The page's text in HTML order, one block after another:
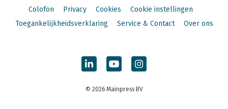
Colofon
Privacy Cookies
Cookie instellingen
Toegankelijkheidsverklaring
Service & Contact Over ons
© 2026 Mainpress BV